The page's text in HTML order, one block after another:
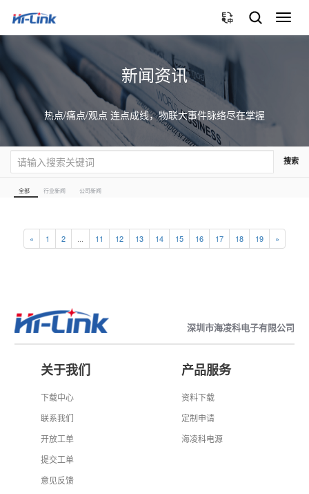
切
换
新闻资讯
热点/痛点/观点 连点成线，物联大事件脉络尽在掌握
搜索
全部 行业新闻 公司新闻
« 1 2 11 12 13 14 15 16 17 18 19 »
深圳市海凌科电子有限公司
关于我们
下载中心
联系我们
开放工单
提交工单
意见反馈
产品服务
资料下载
定制申请
海凌科电源